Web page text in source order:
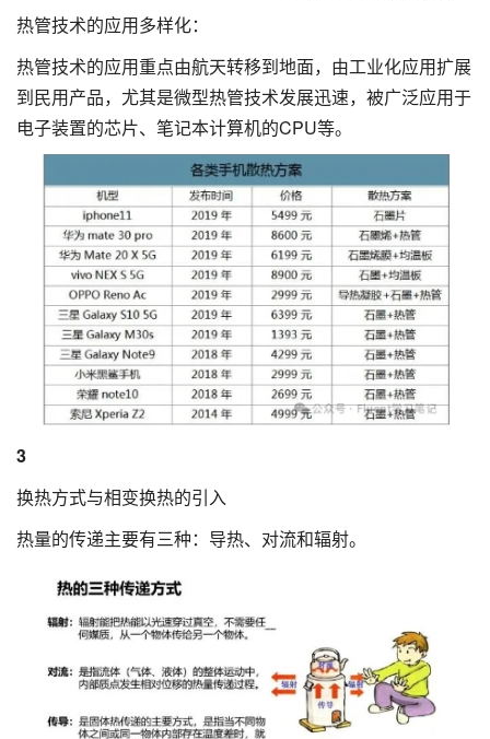
热管技术的应用多样化：
热管技术的应用重点由航天转移到地面，由工业化应用扩展
到民用产品，尤其是微型热管技术发展迅速，被广泛应用于
电子装置的芯片、笔记本计算机的CPU等。
3
换热方式与相变换热的引入
热量的传递主要有三种：导热、对流和辐射。